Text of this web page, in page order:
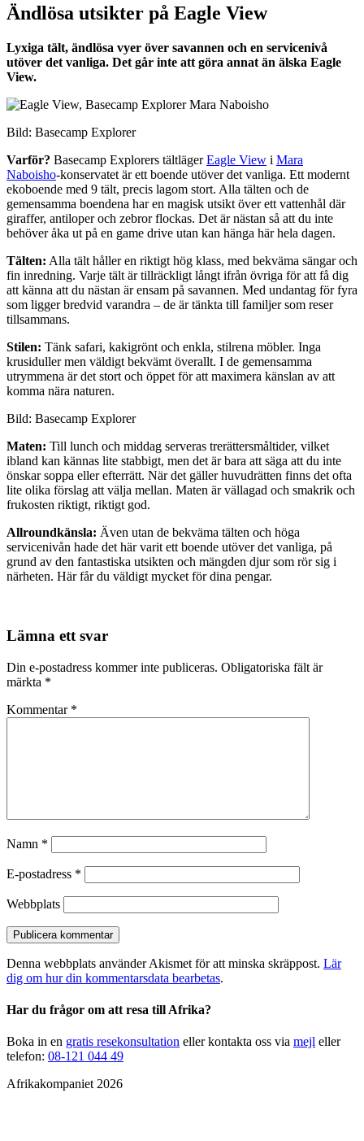
Ändlösa utsikter på Eagle View
Lyxiga tält, ändlösa vyer över savannen och en servicenivå
utöver det vanliga. Det går inte att göra annat än älska Eagle
View.
Bild: Basecamp Explorer
Varför? Basecamp Explorers tältlägerEagle View i Mara
Naboisho-konservatet är ett boende utöver det vanliga. Ett modernt
ekoboende med 9 tält, precis lagom stort. Alla tälten och de
gemensamma boendena har en magisk utsikt över ett vattenhål där
giraffer, antiloper och zebror flockas. Det är nästan så att du inte
behöver åka ut på en game drive utan kan hänga här hela dagen.
Tälten: Alla tält håller en riktigt hög klass, med bekväma sängar och
fin inredning. Varje tält är tillräckligt långt ifrån övriga för att få dig
att känna att du nästan är ensam på savannen. Med undantag för fyra
som ligger bredvid varandra – de är tänkta till familjer som reser
tillsammans.
Stilen: Tänk safari, kakigrönt och enkla, stilrena möbler. Inga
krusiduller men väldigt bekvämt överallt. I de gemensamma
utrymmena är det stort och öppet för att maximera känslan av att
komma nära naturen.
Bild: Basecamp Explorer
Maten: Till lunch och middag serveras trerättersmåltider, vilket
ibland kan kännas lite stabbigt, men det är bara att säga att du inte
önskar soppa eller efterrätt. När det gäller huvudrätten finns det ofta
lite olika förslag att välja mellan. Maten är vällagad och smakrik och
frukosten riktigt, riktigt god.
Allroundkänsla: Även utan de bekväma tälten och höga
servicenivån hade det här varit ett boende utöver det vanliga, på
grund av den fantastiska utsikten och mängden djur som rör sig i
närheten. Här får du väldigt mycket för dina pengar.
Lämna ett svar
Din e-postadress kommer inte publiceras. Obligatoriska fält är
märkta *
Kommentar *
Namn *
E-postadress *
Webbplats
Denna webbplats använder Akismet för att minska skräppost. Lär
dig om hur din kommentarsdata bearbetas.
Har du frågor om att resa till Afrika?
Boka in en gratis resekonsultation eller kontakta oss via mejl eller
telefon: 08-121 044 49
Afrikakompaniet 2026